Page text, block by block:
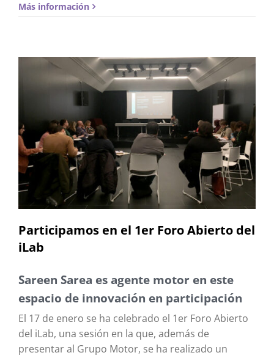
Más información
Participamos en el 1er Foro Abierto del
iLab
Sareen Sarea es agente motor en este
espacio de innovación en participación
El 17 de enero se ha celebrado el 1er Foro Abierto
del iLab, una sesión en la que, además de
presentar al Grupo Motor, se ha realizado un